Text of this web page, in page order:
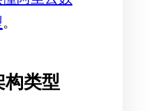
。
构类型